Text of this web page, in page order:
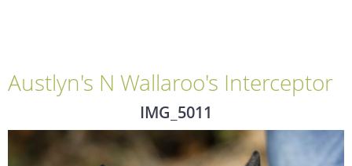
Austlyn's N Wallaroo's Interceptor
IMG_5011